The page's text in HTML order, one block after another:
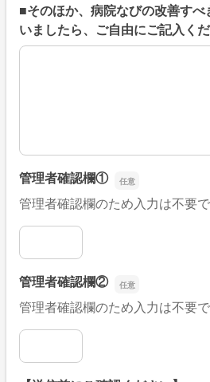
■そのほか、病院なびの改善す
いましたら、ご自由にご記入く
■そのほか、病院なびの改善す
管理者確認欄①
管理者確認欄のため入力は不要で
管理者確認欄①
管理者確認欄②
管理者確認欄のため入力は不要で
管理者確認欄②